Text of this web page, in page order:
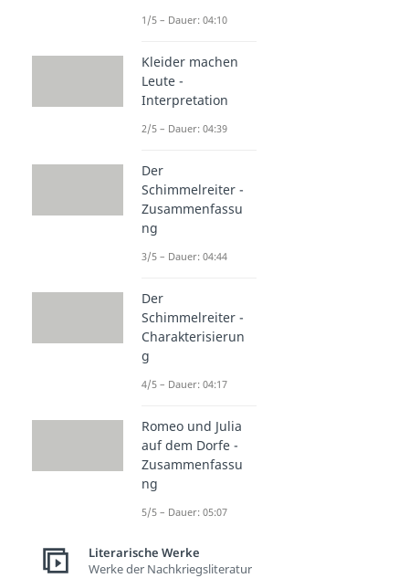
1/5 – Dauer: 04:10
Kleider machen
Leute -
Interpretation
2/5 – Dauer: 04:39
Der
Schimmelreiter -
Zusammenfassu
ng
3/5 – Dauer: 04:44
Der
Schimmelreiter -
Charakterisierun
g
4/5 – Dauer: 04:17
Romeo und Julia
auf dem Dorfe -
Zusammenfassu
ng
5/5 – Dauer: 05:07
Literarische Werke
Werke der Nachkriegsliteratur